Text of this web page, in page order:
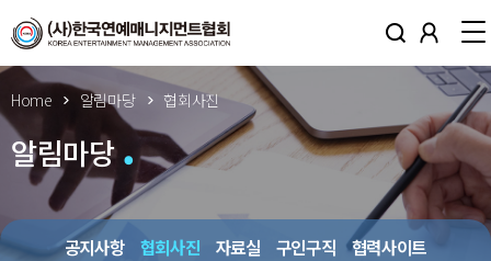
Home 알림마당 협회사진
알림마당
공지사항 협회사진 자료실 구인구직 협력사이트